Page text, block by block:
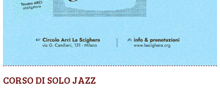
CORSO DI SOLO JAZZ